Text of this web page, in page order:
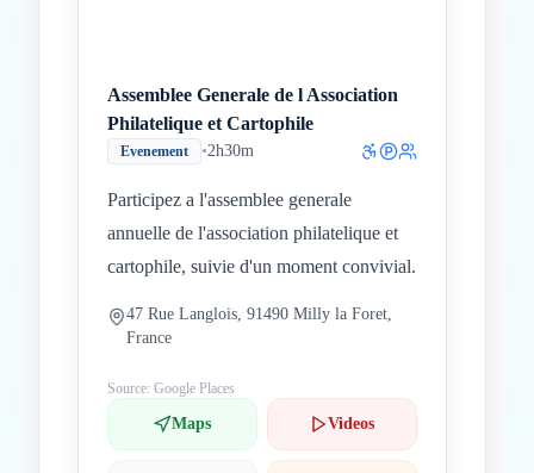
Assemblee Generale de l Association
Philatelique et Cartophile
Evenement •2h30m
Participez a l'assemblee generale
annuelle de l'association philatelique et
cartophile, suivie d'un moment convivial.
47 Rue Langlois, 91490 Milly la Foret,
France
Source: Google Places
Maps Videos